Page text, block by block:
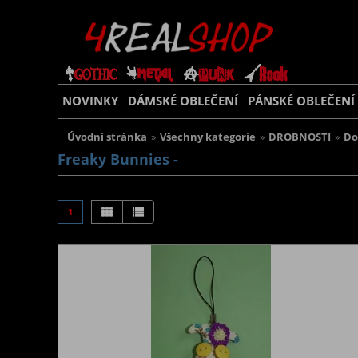
NOVINKY DÁMSKÉ OBLEČENÍ PÁNSKÉ OBLEČENÍ
Úvodní stránka » Všechny kategorie » DROBNOSTI »
Freaky Bunnies -
1